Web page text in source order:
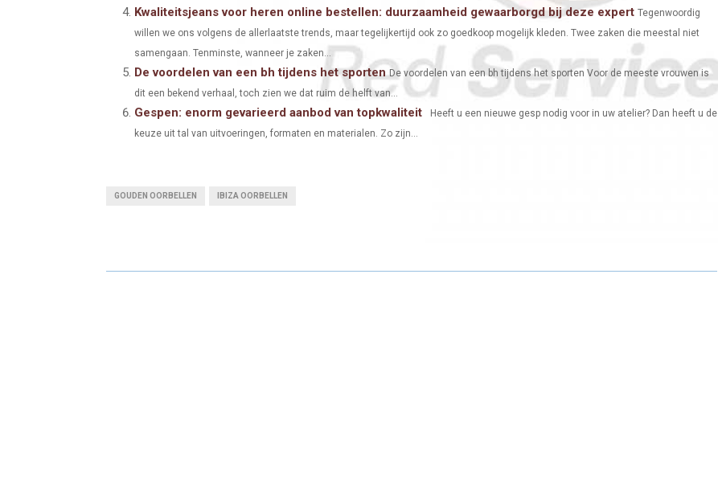
Kwaliteitsjeans voor heren online bestellen: duurzaamheid gewaarborgd bij deze expert Tegenwoordig
willen we ons volgens de allerlaatste trends, maar tegelijkertijd ook zo goedkoop mogelijk kleden. Twee zaken die meestal niet
samengaan. Tenminste, wanneer je zaken...
De voordelen van een bh tijdens het sporten De voordelen van een bh tijdens het sporten Voor de meeste vrouwen is
dit een bekend verhaal, toch zien we dat ruim de helft van...
Gespen: enorm gevarieerd aanbod van topkwaliteit
Heeft u een nieuwe gesp nodig voor in uw atelier? Dan heeft u de
keuze uit tal van uitvoeringen, formaten en materialen. Zo zijn...
GOUDEN OORBELLEN IBIZA OORBELLEN